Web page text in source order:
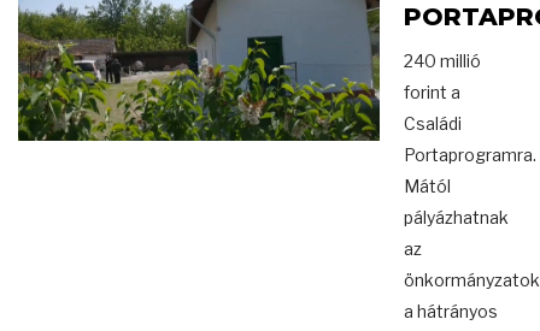
240 millió
forint a
Családi
Portaprogramra.
Mától
pályázhatnak
az
önkormányzatok
a hátrányos